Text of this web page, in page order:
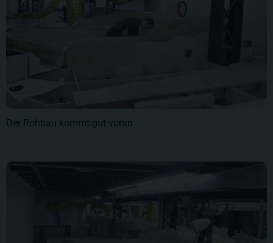
Der Rohbau kommt gut voran